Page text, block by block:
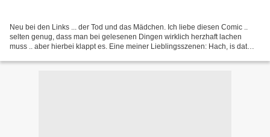
Neu bei den Links ... der Tod und das Mädchen. Ich liebe diesen Comic ..
selten genug, dass man bei gelesenen Dingen wirklich herzhaft lachen
muss .. aber hierbei klappt es. Eine meiner Lieblingsszenen: Hach, is dat